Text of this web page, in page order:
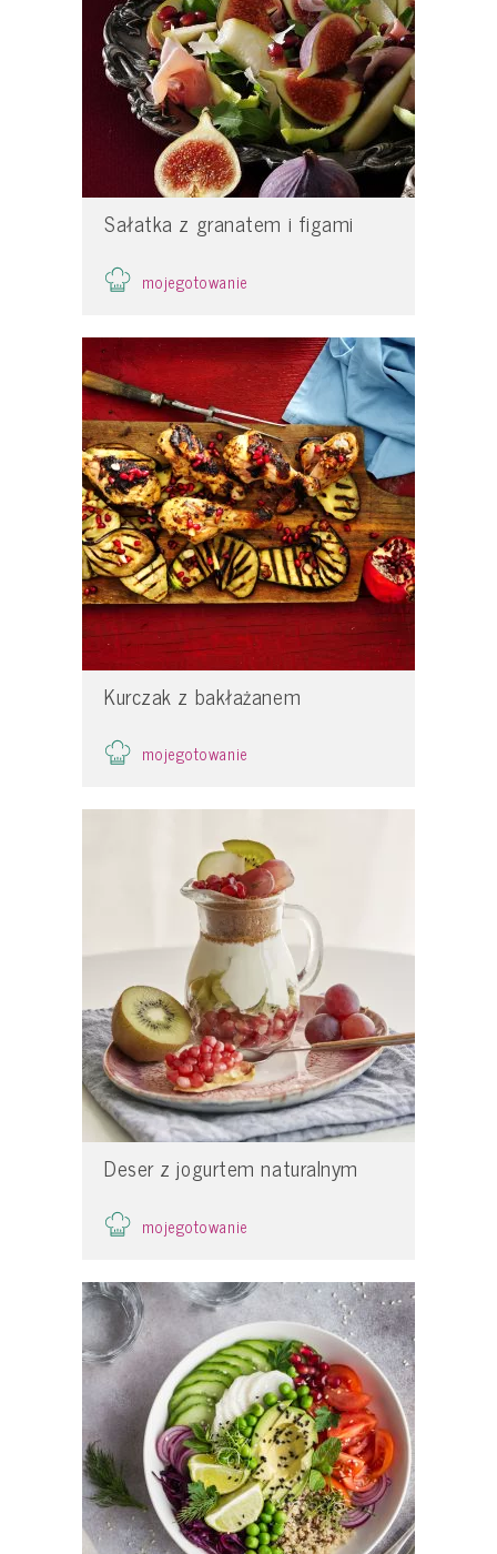
Sałatka z granatem i figami
mojegotowanie
Kurczak z bakłażanem
mojegotowanie
Deser z jogurtem naturalnym
mojegotowanie